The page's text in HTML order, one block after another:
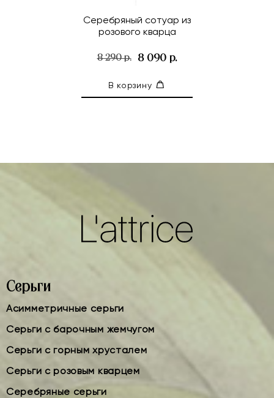
Серебряный сотуар из
розового кварца
8 290 р. 8 090 р.
В корзину
Серьги
Асимметричные серьги
Серьги с барочным жемчугом
Серьги с горным хрусталем
Серьги с розовым кварцем
Серебряные серьги